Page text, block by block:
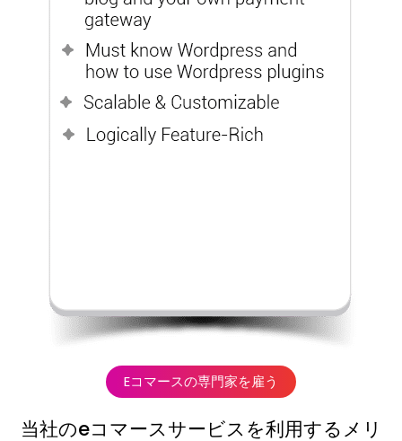
Eコマースの専門家を雇う
当社のeコマースサービスを利用するメリ